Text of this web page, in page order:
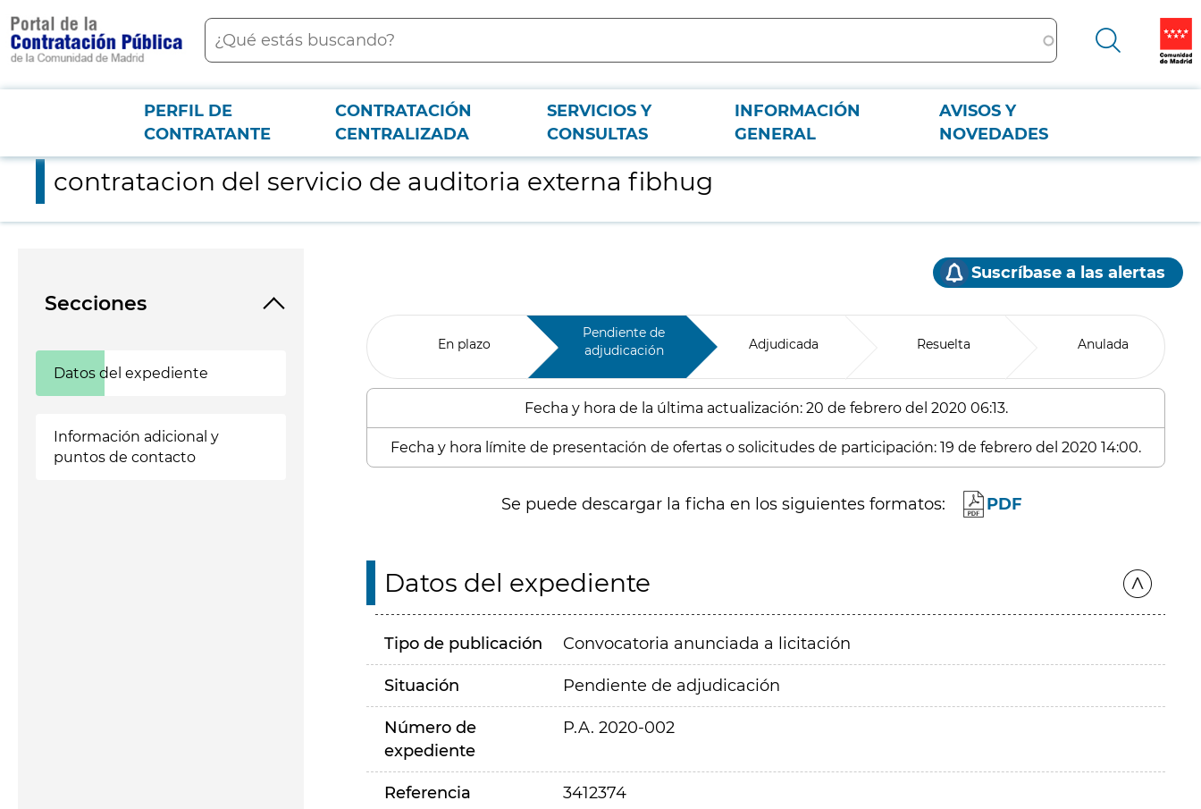
contenido
principal
Buscar
Menú PCON
PERFIL DE
CONTRATANTE
CONTRATACIÓN
CENTRALIZADA
SERVICIOS Y
CONSULTAS
INFORMACIÓN
GENERAL
AVISOS Y
NOVEDADES
contratacion del servicio de auditoria externa fibhug
contratacion del servicio de auditoria externa fibhug
Secciones
Datos del expediente
Información adicional y
puntos de contacto
Suscríbase a las alertas
En plazo
Pendiente de
adjudicación
Adjudicada Resuelta Anulada
Fecha y hora de la última actualización: 20 de febrero del 2020 06:13.
Fecha y hora límite de presentación de ofertas o solicitudes de participación: 19 de febrero del 2020 14:00.
Se puede descargar la ficha en los siguientes formatos: PDF
Datos del expediente
Tipo de publicación Convocatoria anunciada a licitación
Situación Pendiente de adjudicación
Número de
expediente
P.A. 2020-002
Referencia 3412374